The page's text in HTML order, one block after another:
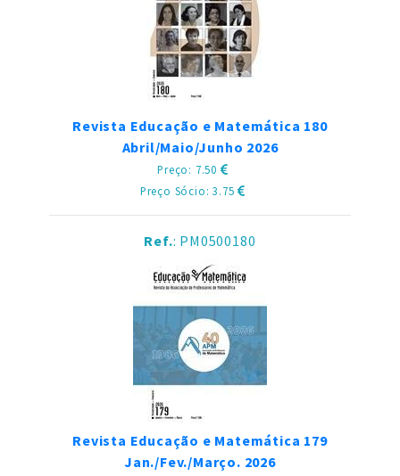
Revista Educação e Matemática 180
Abril/Maio/Junho 2026
Preço: 7.50
Preço Sócio: 3.75
Ref.: PM0500180
Revista Educação e Matemática 179
Jan./Fev./Março. 2026